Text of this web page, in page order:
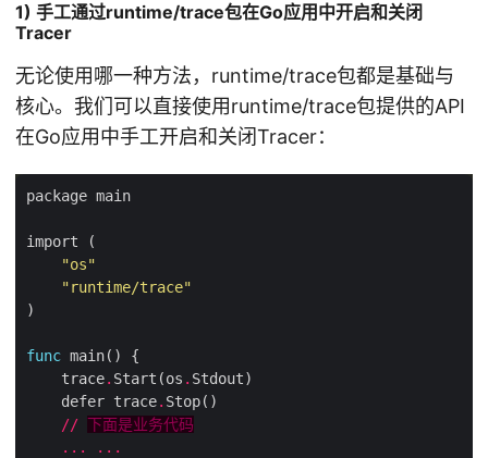
1) 手工通过runtime/trace包在Go应用中开启和关闭
Tracer
无论使用哪一种方法，runtime/trace包都是基础与
核心。我们可以直接使用runtime/trace包提供的API
在Go应用中手工开启和关闭Tracer：
"os"
"runtime/trace"
func
    trace
. Start(os .
    defer trace
.
// 下面是业务代码
...
...